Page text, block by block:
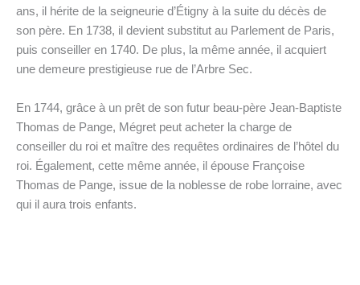
ans, il hérite de la seigneurie d’Étigny à la suite du décès de
son père. En 1738, il devient substitut au Parlement de Paris,
puis conseiller en 1740. De plus, la même année, il acquiert
une demeure prestigieuse rue de l’Arbre Sec.
En 1744, grâce à un prêt de son futur beau-père Jean-Baptiste
Thomas de Pange, Mégret peut acheter la charge de
conseiller du roi et maître des requêtes ordinaires de l’hôtel du
roi. Également, cette même année, il épouse Françoise
Thomas de Pange, issue de la noblesse de robe lorraine, avec
qui il aura trois enfants.